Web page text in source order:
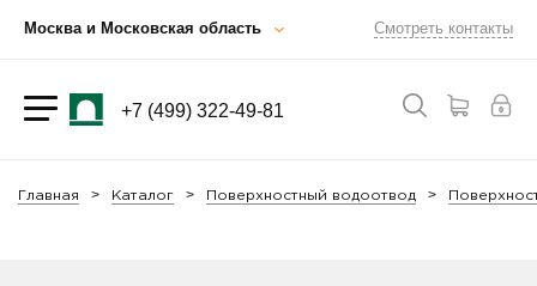
Москва и Московская область Смотреть контакты
+7 (499) 322-49-81
Главная Каталог Поверхностный водоотвод